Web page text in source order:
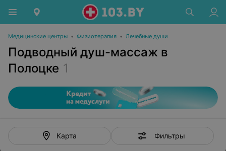
Медицинские центры • Физиотерапия • Лечебные души
Подводный душ-массаж в
Полоцке 1
Карта Фильтры